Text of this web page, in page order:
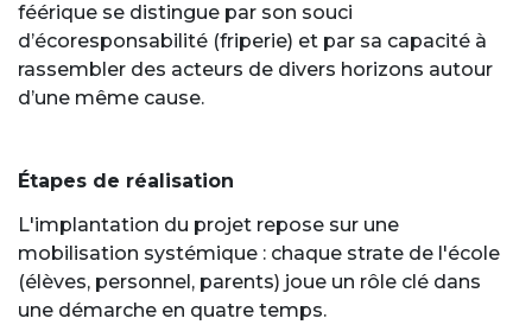
féérique se distingue par son souci
d’écoresponsabilité (friperie) et par sa capacité à
rassembler des acteurs de divers horizons autour
d’une même cause.
Étapes de réalisation
L'implantation du projet repose sur une
mobilisation systémique : chaque strate de l'école
(élèves, personnel, parents) joue un rôle clé dans
une démarche en quatre temps.